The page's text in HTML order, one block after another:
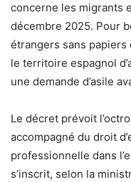
concerne les migrants
décembre 2025. Pour
étrangers sans papiers
le territoire espagnol
une demande d’asile
Le décret prévoit
accompagné du droit
professionnelle dans
s’inscrit, selon la